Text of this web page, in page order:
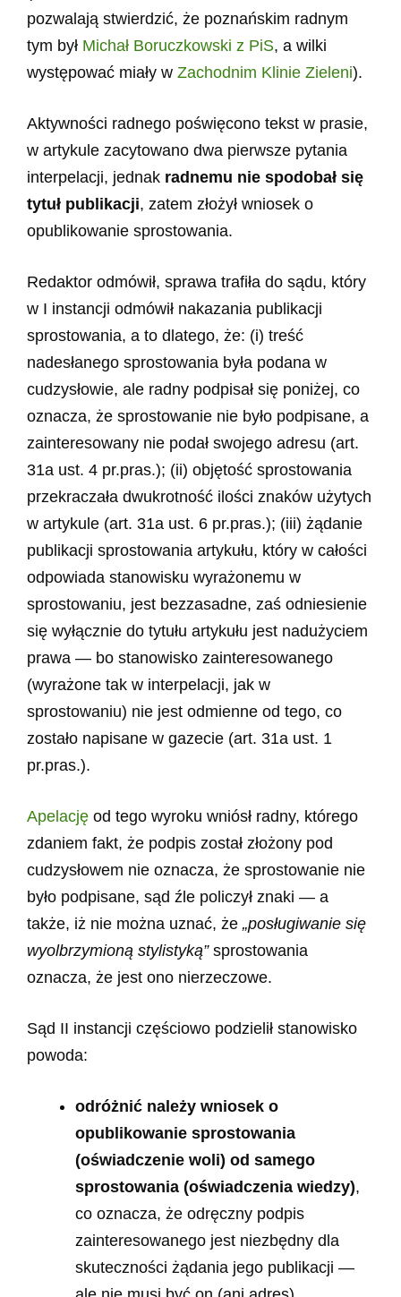
pozwalają stwierdzić, że poznańskim radnym
tym był Michał Boruczkowski z PiS, a wilki
występować miały w Zachodnim Klinie Zieleni).
Aktywności radnego poświęcono tekst w prasie,
w artykule zacytowano dwa pierwsze pytania
interpelacji, jednak radnemu nie spodobał się
tytuł publikacji, zatem złożył wniosek o
opublikowanie sprostowania.
Redaktor odmówił, sprawa trafiła do sądu, który
w I instancji odmówił nakazania publikacji
sprostowania, a to dlatego, że: (i) treść
nadesłanego sprostowania była podana w
cudzysłowie, ale radny podpisał się poniżej, co
oznacza, że sprostowanie nie było podpisane, a
zainteresowany nie podał swojego adresu (art.
31a ust. 4 pr.pras.); (ii) objętość sprostowania
przekraczała dwukrotność ilości znaków użytych
w artykule (art. 31a ust. 6 pr.pras.); (iii) żądanie
publikacji sprostowania artykułu, który w całości
odpowiada stanowisku wyrażonemu w
sprostowaniu, jest bezzasadne, zaś odniesienie
się wyłącznie do tytułu artykułu jest nadużyciem
prawa — bo stanowisko zainteresowanego
(wyrażone tak w interpelacji, jak w
sprostowaniu) nie jest odmienne od tego, co
zostało napisane w gazecie (art. 31a ust. 1
pr.pras.).
Apelację od tego wyroku wniósł radny, którego
zdaniem fakt, że podpis został złożony pod
cudzysłowem nie oznacza, że sprostowanie nie
było podpisane, sąd źle policzył znaki — a
także, iż nie można uznać, że „posługiwanie się
wyolbrzymioną stylistyką”sprostowania
oznacza, że jest ono nierzeczowe.
Sąd II instancji częściowo podzielił stanowisko
powoda:
odróżnić należy wniosek o
opublikowanie sprostowania
(oświadczenie woli) od samego
sprostowania (oświadczenia wiedzy),
co oznacza, że odręczny podpis
zainteresowanego jest niezbędny dla
skuteczności żądania jego publikacji —